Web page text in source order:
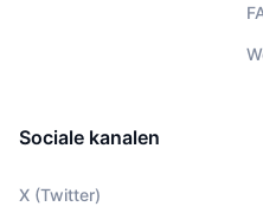
Sociale kanalen
X (Twitter)